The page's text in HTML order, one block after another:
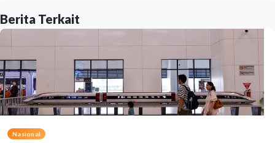
Berita Terkait
Nasional